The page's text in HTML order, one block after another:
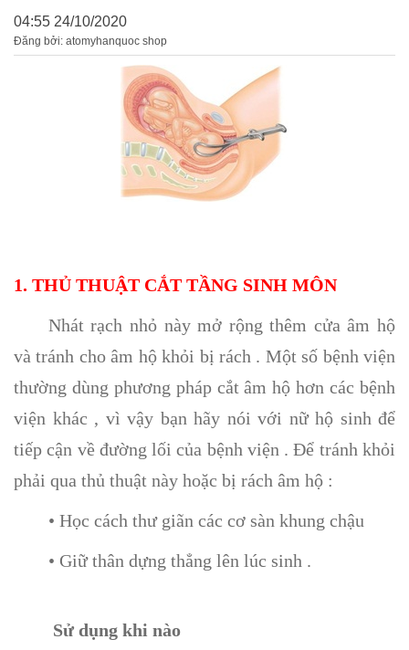
04:55 24/10/2020
Đăng bởi: atomyhanquoc shop
1. THỦ THUẬT CẮT TẦNG SINH MÔN
Nhát rạch nhỏ này mở rộng thêm cửa âm hộ
và tránh cho âm hộ khỏi bị rách . Một số bệnh viện
thường dùng phương pháp cắt âm hộ hơn các bệnh
viện khác , vì vậy bạn hãy nói với nữ hộ sinh để
tiếp cận về đường lối của bệnh viện . Để tránh khỏi
phải qua thủ thuật này hoặc bị rách âm hộ :
• Học cách thư giãn các cơ sàn khung chậu
• Giữ thân dựng thẳng lên lúc sinh .
Sử dụng khi nào